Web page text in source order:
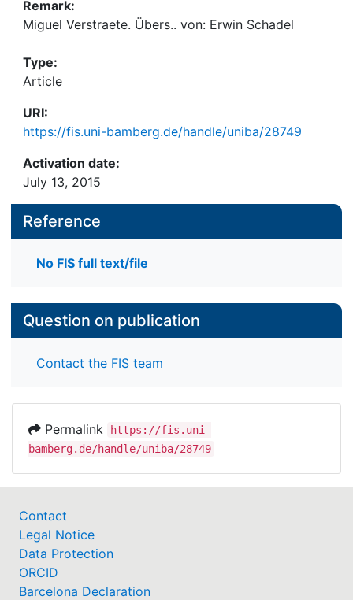
Remark:
Miguel Verstraete. Übers.. von: Erwin Schadel
Type:
Article
URI:
https://fis.uni-bamberg.de/handle/uniba/28749
Activation date:
July 13, 2015
Reference
No FIS full text/file
Question on publication
Contact the FIS team
Permalink
https://fis.uni-
bamberg.de/handle/uniba/28749
Contact
Legal Notice
Data Protection
ORCID
Barcelona Declaration